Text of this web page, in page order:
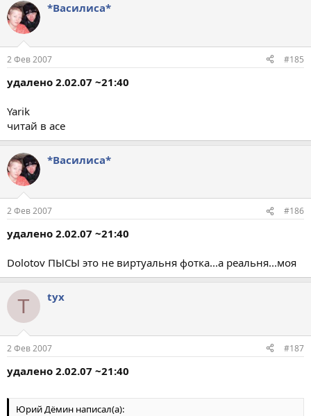
*Василиса*
2 Фев 2007 #185
удалено 2.02.07 ~21:40
Yarik
читай в асе
*Василиса*
2 Фев 2007 #186
удалено 2.02.07 ~21:40
Dolotov ПЫСЫ это не виртуальня фотка...а реальня...моя
T tyx
2 Фев 2007 #187
удалено 2.02.07 ~21:40
Юрий Дёмин написал(а):